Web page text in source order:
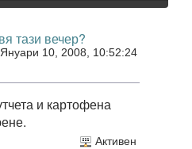
тази вечер?
Януари 10, 2008, 10:52:24
и картофена
Активен